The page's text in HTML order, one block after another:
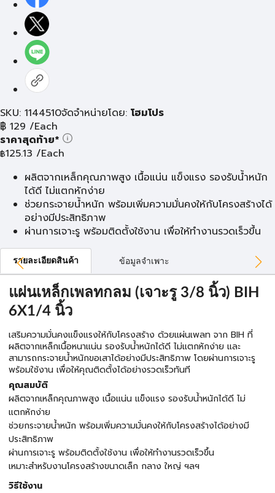
SKU: 1144510จัดจำหน่ายโดย: โฮมโปร
฿ 129 /Each
ราคาสุดท้าย*
฿125.13 /Each
ผลิตจากเหล็กคุณภาพสูง เนื้อแน่น แข็งแรง รองรับน้ำหนัก
ได้ดี ไม่แตกหักง่าย
ช่วยกระจายน้ำหนัก พร้อมเพิ่มความมั่นคงให้กับโครงสร้างได้
อย่างมีประสิทธิภาพ
ผ่านการเจาะรู พร้อมติดตั้งใช้งาน เพื่อให้ทำงานรวดเร็วขึ้น
รายละเอียดสินค้า ข้อมูลจำเพาะ
แผ่นเหล็กเพลทกลม (เจาะรู 3/8 นิ้ว) BIH
6X1/4 นิ้ว
เสริมความมั่นคงแข็งแรงให้กับโครงสร้าง ด้วยแผ่นเพลท จาก BIH ที่
ผลิตจากเหล็กเนื้อหนาแน่น รองรับน้ำหนักได้ดี ไม่แตกหักง่าย และ
สามารถกระจายน้ำหนักขอเสาได้อย่างมีประสิทธิภาพ โดยผ่านการเจาะรู
พร้อมใช้งาน เพื่อให้คุณติดตั้งได้อย่างรวดเร็วทันที
คุณสมบัติ
ผลิตจากเหล็กคุณภาพสูง เนื้อแน่น แข็งแรง รองรับน้ำหนักได้ดี ไม่
แตกหักง่าย
ช่วยกระจายน้ำหนัก พร้อมเพิ่มความมั่นคงให้กับโครงสร้างได้อย่างมี
ประสิทธิภาพ
ผ่านการเจาะรู พร้อมติดตั้งใช้งาน เพื่อให้ทำงานรวดเร็วขึ้น
เหมาะสำหรับงานโครงสร้างขนาดเล็ก กลาง ใหญ่ ฯลฯ
วิธีใช้งาน